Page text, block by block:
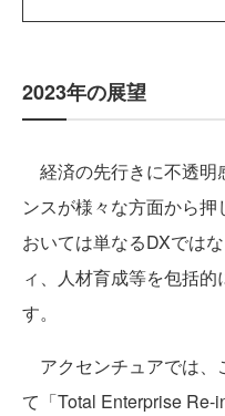
2023年の展望
経済の先行きに不透明
ンスが様々な方面から
おいては単なるDXでは
ィ、人材育成等を包括
す。
アクセンチュアでは、
て「Total Enterprise Re-